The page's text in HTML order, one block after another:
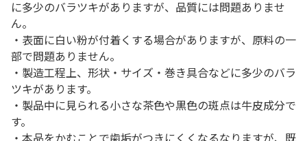
に多少のバラツキがありますが、品質には問題ありませ
ん。
・表面に白い粉が付着くする場合がありますが、原料の一
部で問題ありません。
・製造工程上、形状・サイズ・巻き具合などに多少のバラ
ツキがあります。
・製品中に見られる小さな茶色や黒色の斑点は牛皮成分で
す。
・本品をかむことで歯垢がつきにくくなるなりますが、既